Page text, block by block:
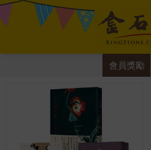
會員獎勵